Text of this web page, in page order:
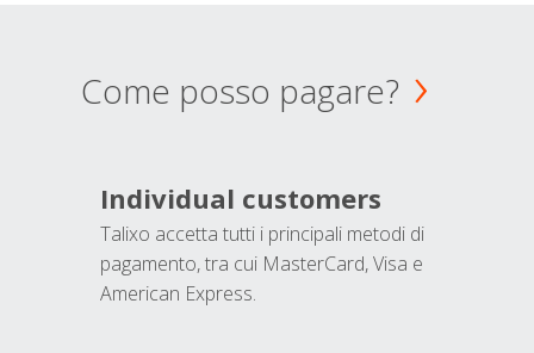
Come posso pagare?
Individual customers
Talixo accetta tutti i principali metodi di
pagamento, tra cui MasterCard, Visa e
American Express.